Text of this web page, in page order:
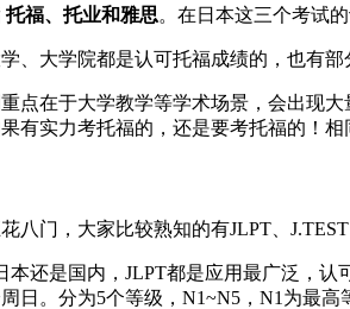
托福、托业和雅思。在日本这三个考试
、大学院都是认可托福成绩的，也有部
点在于大学教学等学术场景，会出现
有实力考托福的，还是要考托福的！
八门，大家比较熟知的有JLPT、
本还是国内，JLPT都是应用最广泛，
日。分为5个等级，N1~N5，N1为最